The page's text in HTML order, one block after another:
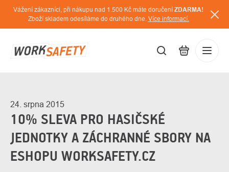
Přejít
obsah
Vážení zákazníci, při nákupu nad 1.500 Kč máte doručení ZDARMA!
Zboží skladem odesíláme do druhého dne. Více informací.
24. srpna 2015
10% SLEVA PRO HASIČSKÉ
JEDNOTKY A ZÁCHRANNÉ SBORY NA
ESHOPU WORKSAFETY.CZ